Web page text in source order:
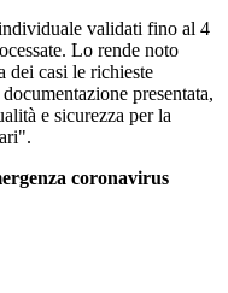
validati fino al 4
Lo rende noto
dei casi le richieste
presentata,
e sicurezza per la
coronavirus